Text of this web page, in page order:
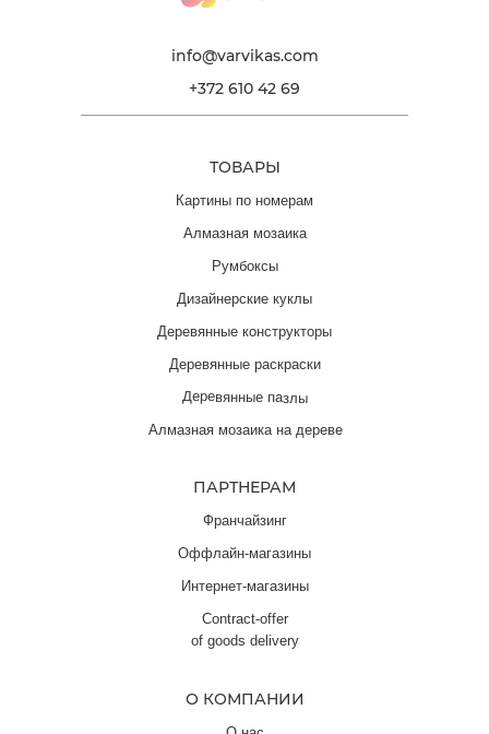
info@varvikas.com
Contract-offer
of goods delivery
Интернет-магазины
Оффлайн-магазины
Франчайзинг
ПАРТНЕРАМ
О КОМПАНИИ
+372 610 42 69
Деревянные конструкторы
Дизайнерские куклы
Румбоксы
Деревянные раскраски
Алмазная мозаика
Картины по номерам
ТОВАРЫ
Деревянные пазлы
Алмазная мозаика на дереве